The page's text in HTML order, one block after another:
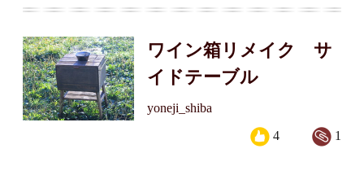
ワイン箱リメイク サ
イドテーブル
yoneji_shiba
1
4